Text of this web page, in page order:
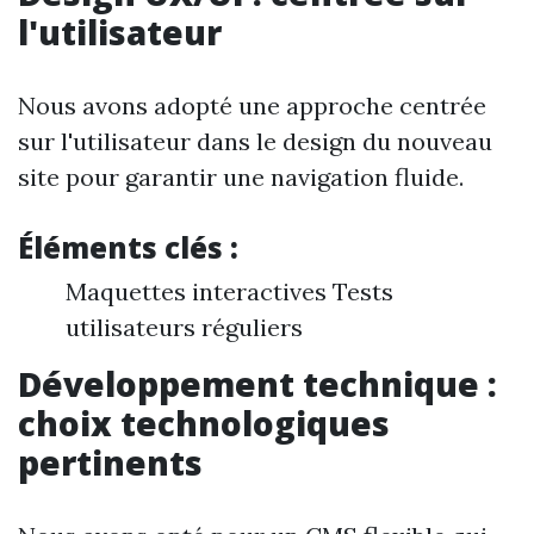
l'utilisateur
Nous avons adopté une approche centrée
sur l'utilisateur dans le design du nouveau
site pour garantir une navigation fluide.
Éléments clés :
Maquettes interactives Tests
utilisateurs réguliers
Développement technique :
choix technologiques
pertinents